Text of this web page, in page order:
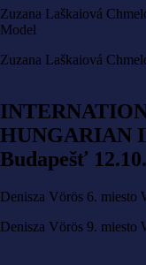
Zuzana Laškaiová
Model
Zuzana Laškaiová
HUNGARIAN
Budapešť
Denisza Vörös 6. miesto
Denisza Vörös 9. miesto